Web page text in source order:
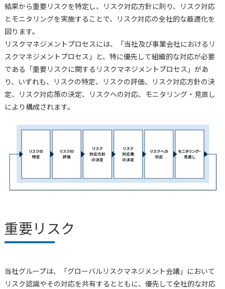
結果から重要リスクを特定し、リスク対応方針に則り、リスク対応
とモニタリングを実施することで、リスク対応の全社的な最適化を
図ります。
リスクマネジメントプロセスには、「当社及び事業会社におけるリ
スクマネジメントプロセス」と、特に優先して組織的な対応が必要
である「重要リスクに関するリスクマネジメントプロセス」があ
り、いずれも、リスクの特定、リスクの評価、リスク対応方針の決
定、リスク対応策の決定、リスクへの対応、モニタリング・見直し
により構成されます。
重要リスク
当社グループは、「グローバルリスクマネジメント会議」において
リスク認識やその対応を共有するとともに、優先して全社的な対応